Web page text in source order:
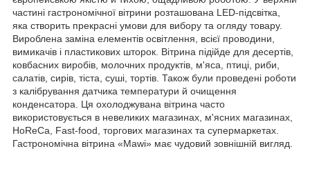
частині гастрономічної вітрини розташована LED-підсвітка,
яка створить прекрасні умови для вибору та огляду товару.
Вироблена заміна елементів освітлення, всієї проводини,
вимикачів і пластикових шторок. Вітрина підійде для десертів,
ковбасних виробів, молочних продуктів, м'яса, птиці, риби,
салатів, сирів, тіста, суші, тортів. Також були проведені роботи
з калібрування датчика температури й очищення
конденсатора. Ця охолоджувана вітрина часто
використовується в невеликих магазинах, м'ясних магазинах,
HoReCa, Fast-food, торгових магазинах та супермаркетах.
Гастрономічна вітрина «Mawi» має чудовий зовнішній вигляд.